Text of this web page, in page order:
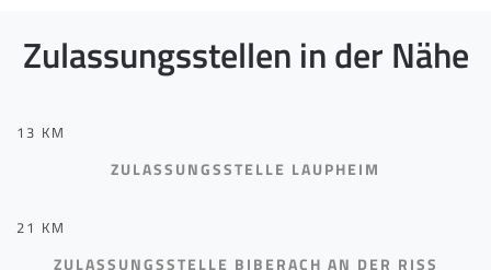
Zulassungsstellen in der Nähe
13 KM
ZULASSUNGSSTELLE LAUPHEIM
21 KM
ZULASSUNGSSTELLE BIBERACH AN DER RISS